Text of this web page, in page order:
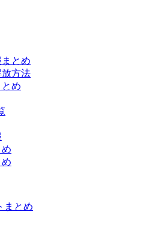
とめ
方法
め
まとめ